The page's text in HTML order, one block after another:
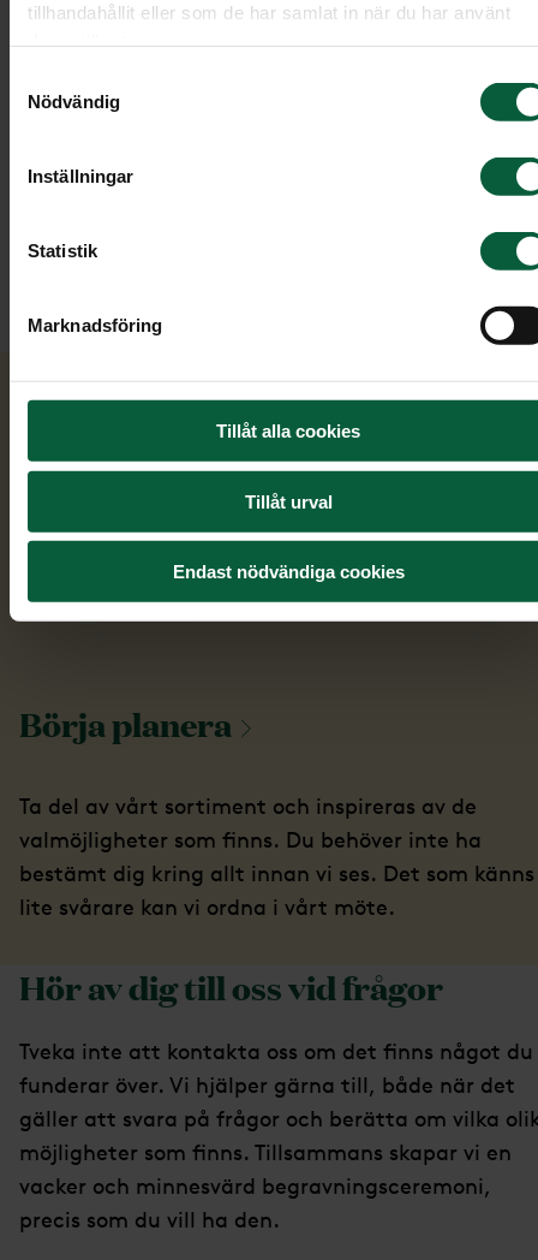
tillhandahållit eller som de har samlat in när du har använt
Nödvändig
Inställningar
Statistik
Marknadsföring
Tillåt alla cookies
Tillåt urval
Endast nödvändiga cookies
till ett personligt avsked. Trots att du har stått en
person nära kan det vara svårt.
Begravningsplanereraren gör det möjligt för dig
varandra inför vårt planeringsmöte. Det är
begravningsplaneraren göra det lite enklare att
Börjaplanera
Ta del av vårt sortiment och inspireras av de
valmöjligheter som finns. Du behöver inte ha
bestämt dig kring allt innan vi ses. Det som känns
lite svårare kan vi ordna i vårt möte.
Hör av dig till oss vid frågor
Tveka inte att kontakta oss om det finns något du
funderar över. Vi hjälper gärna till, både när det
gäller att svara på frågor och berätta om vilka
möjligheter som finns. Tillsammans skapar vi en
vacker och minnesvärd begravningsceremoni,
precis som du vill ha den.